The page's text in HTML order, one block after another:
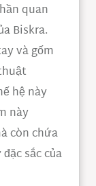
quan
Biskra.
và gốm
hệ này
này
còn chứa
sắc của